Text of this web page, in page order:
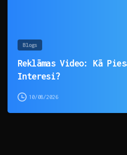
Blogs
Reklāmas Video: Kā
Interesi?
10/08/2026